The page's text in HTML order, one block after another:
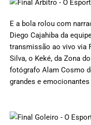
E a bola rolou com
Diego Cajahiba da
transmissão ao vivo via
Silva, o Keké, da Zona
fotógrafo Alam Cosmo
grandes e